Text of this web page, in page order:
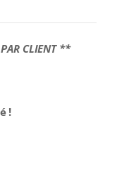
CLIENT **
!